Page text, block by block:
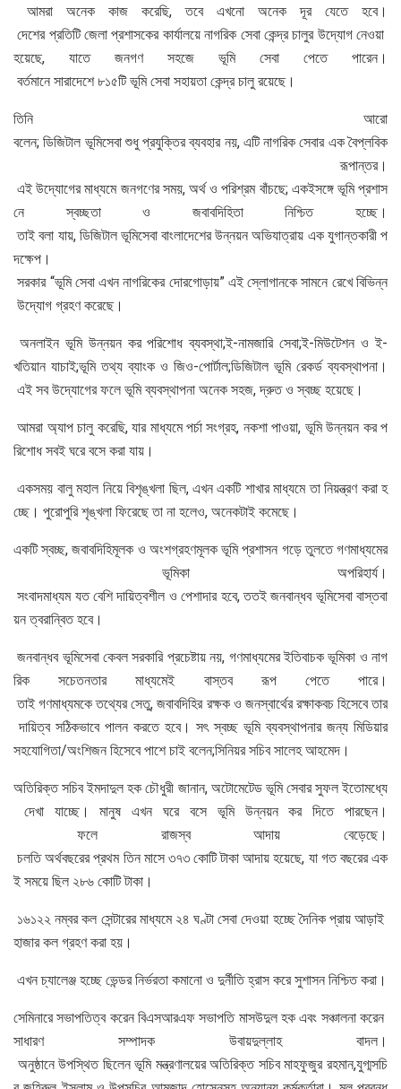
আমরা অনেক কাজ করেছি, তবে এখনো অনেক দূর যেতে হবে।
দেশের প্রতিটি জেলা প্রশাসকের কার্যালয়ে নাগরিক সেবা কেন্দ্র চালুর উদ্যোগ নেওয়া
হয়েছে, যাতে জনগণ সহজে ভূমি সেবা পেতে পারেন।
বর্তমানে সারাদেশে ৮১৫টি ভূমি সেবা সহায়তা কেন্দ্র চালু রয়েছে।
তিনি আরো
বলেন; ডিজিটাল ভূমিসেবা শুধু প্রযুক্তির ব্যবহার নয়, এটি নাগরিক সেবার এক বৈপ্লবিক
রূপান্তর।
এই উদ্যোগের মাধ্যমে জনগণের সময়, অর্থ ও পরিশ্রম বাঁচছে; একইসঙ্গে ভূমি প্রশাস
নে স্বচ্ছতা ও জবাবদিহিতা নিশ্চিত হচ্ছে।
তাই বলা যায়, ডিজিটাল ভূমিসেবা বাংলাদেশের উন্নয়ন অভিযাত্রায় এক যুগান্তকারী প
দক্ষেপ।
সরকার “ভূমি সেবা এখন নাগরিকের দোরগোড়ায়” এই স্লোগানকে সামনে রেখে বিভিন্ন
উদ্যোগ গ্রহণ করেছে।
অনলাইন ভূমি উন্নয়ন কর পরিশোধ ব্যবস্থা;ই-নামজারি সেবা;ই-মিউটেশন ও ই-
খতিয়ান যাচাই;ভূমি তথ্য ব্যাংক ও জিও-পোর্টাল;ডিজিটাল ভূমি রেকর্ড ব্যবস্থাপনা।
এই সব উদ্যোগের ফলে ভূমি ব্যবস্থাপনা অনেক সহজ, দ্রুত ও স্বচ্ছ হয়েছে।
আমরা অ্যাপ চালু করেছি, যার মাধ্যমে পর্চা সংগ্রহ, নকশা পাওয়া, ভূমি উন্নয়ন কর প
রিশোধ সবই ঘরে বসে করা যায়।
একসময় বালু মহাল নিয়ে বিশৃঙ্খলা ছিল, এখন একটি শাখার মাধ্যমে তা নিয়ন্ত্রণ করা হ
চ্ছে। পুরোপুরি শৃঙ্খলা ফিরেছে তা না হলেও, অনেকটাই কমেছে।
একটি স্বচ্ছ, জবাবদিহিমূলক ও অংশগ্রহণমূলক ভূমি প্রশাসন গড়ে তুলতে গণমাধ্যমের
ভূমিকা অপরিহার্য।
সংবাদমাধ্যম যত বেশি দায়িত্বশীল ও পেশাদার হবে, ততই জনবান্ধব ভূমিসেবা বাস্তবা
য়ন ত্বরান্বিত হবে।
জনবান্ধব ভূমিসেবা কেবল সরকারি প্রচেষ্টায় নয়, গণমাধ্যমের ইতিবাচক ভূমিকা ও নাগ
রিক সচেতনতার মাধ্যমেই বাস্তব রূপ পেতে পারে।
তাই গণমাধ্যমকে তথ্যের সেতু, জবাবদিহির রক্ষক ও জনস্বার্থের রক্ষাকবচ হিসেবে তার
দায়িত্ব সঠিকভাবে পালন করতে হবে। সৎ স্বচ্ছ ভূমি ব্যবস্থাপনার জন্য মিডিয়ার
সহযোগিতা/অংশিজন হিসেবে পাশে চাই বলেন;সিনিয়র সচিব সালেহ আহমেদ।
অতিরিক্ত সচিব ইমদাদুল হক চৌধুরী জানান, অটোমেটেড ভূমি সেবার সুফল ইতোমধ্যে
দেখা যাচ্ছে। মানুষ এখন ঘরে বসে ভূমি উন্নয়ন কর দিতে পারছেন।
ফলে রাজস্ব আদায় বেড়েছে।
চলতি অর্থবছরের প্রথম তিন মাসে ৩৭৩ কোটি টাকা আদায় হয়েছে, যা গত বছরের এক
ই সময়ে ছিল ২৮৬ কোটি টাকা।
১৬১২২ নম্বর কল সেন্টারের মাধ্যমে ২৪ ঘণ্টা সেবা দেওয়া হচ্ছে দৈনিক প্রায় আড়াই
হাজার কল গ্রহণ করা হয়।
এখন চ্যালেঞ্জ হচ্ছে ভেন্ডর নির্ভরতা কমানো ও দুর্নীতি হ্রাস করে সুশাসন নিশ্চিত করা।
সেমিনারে সভাপতিত্ব করেন বিএসআরএফ সভাপতি মাসউদুল হক এবং সঞ্চালনা করেন
সাধারণ সম্পাদক উবায়দুল্লাহ বাদল।
অনুষ্ঠানে উপস্থিত ছিলেন ভূমি মন্ত্রণালয়ের অতিরিক্ত সচিব মাহফুজুর রহমান,যুগ্মসচি